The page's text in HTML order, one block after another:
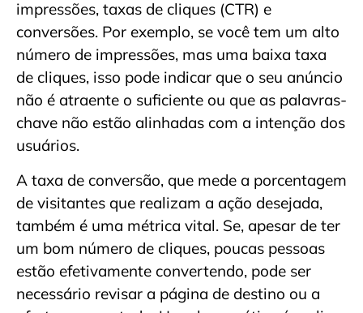
impressões, taxas de cliques (CTR) e
conversões. Por exemplo, se você tem um alto
número de impressões, mas uma baixa taxa
de cliques, isso pode indicar que o seu anúncio
não é atraente o suficiente ou que as palavras-
chave não estão alinhadas com a intenção dos
usuários.
A taxa de conversão, que mede a porcentagem
de visitantes que realizam a ação desejada,
também é uma métrica vital. Se, apesar de ter
um bom número de cliques, poucas pessoas
estão efetivamente convertendo, pode ser
necessário revisar a página de destino ou a